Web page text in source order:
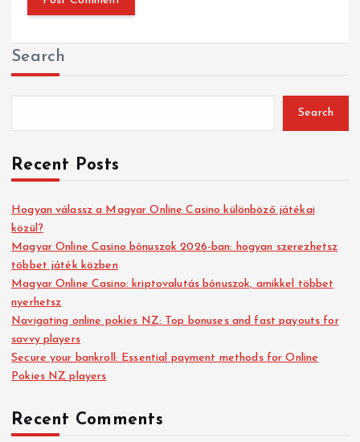
Search
Search
Recent Posts
Hogyan válassz a Magyar Online Casino különböző játékai
közül?
Magyar Online Casino bónuszok 2026-ban: hogyan szerezhetsz
többet játék közben
Magyar Online Casino: kriptovalutás bónuszok, amikkel többet
nyerhetsz
Navigating online pokies NZ: Top bonuses and fast payouts for
savvy players
Secure your bankroll: Essential payment methods for Online
Pokies NZ players
Recent Comments